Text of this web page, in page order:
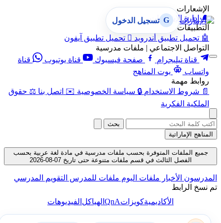
الإشعارات
🔔 إدارة الإشعارات
التطبيقات
🤖 تحميل تطبيق أندرويد  تحميل تطبيق آيفون
التواصل الاجتماعي | ملفات مدرسية
قناة تيليجرام
صفحة فيسبوك قناة يوتيوب
قناة
واتساب
بوت المناهج
روابط مهمة
📄 شروط الاستخدام 🔒 سياسة الخصوصية ✉️ اتصل بنا ⚖️ حقوق
الملكية الفكرية
G تسجيل الدخول
بحث
المناهج الإماراتية
جميع الملفات المتوفرة بحسب ملفات مدرسية في مادة لغة عربية بحسب
الفصل الثالث في قسم ملفات متنوعة حتى تاريخ 07-08-2026
المدرسون الأخبار ملفات اليوم ملفات للمدرس التقويم المدرسي
تم نسخ الرابط
الأكاديميةكويزاتQnAالهياكلالفيديوهات